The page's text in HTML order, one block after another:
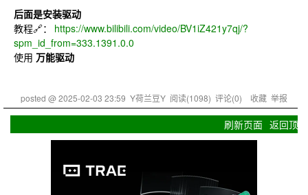
后面是安装驱动
教程🔗：
https://www.bilibili.com/video/BV1iZ421y7qj/?
spm_id_from=333.1391.0.0
使用 万能驱动
posted @2025-02-03 23:59 Y荷兰豆Y 阅读(1098) 评论(0) 收藏 举报
刷新页面 返回顶部